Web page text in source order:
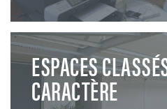
ESPACES
CARACTÈRE